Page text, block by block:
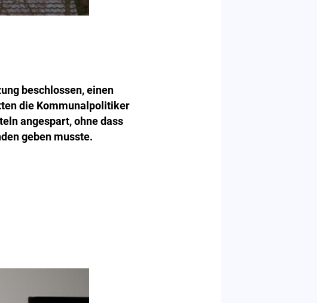
beschlossen, einen
die Kommunalpolitiker
angespart, ohne dass
geben musste.